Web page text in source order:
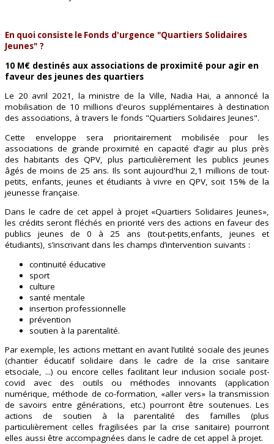
En quoi consiste le Fonds d'urgence "Quartiers Solidaires
Jeunes" ?
10 M€ destinés aux associations de proximité pour agir en
faveur des jeunes des quartiers
Le 20 avril 2021, la ministre de la Ville, Nadia Hai, a annoncé la
mobilisation de 10 millions d'euros supplémentaires à destination
des associations, à travers le fonds "Quartiers Solidaires Jeunes".
Cette enveloppe sera prioritairement mobilisée pour les
associations de grande proximité en capacité d’agir au plus près
des habitants des QPV, plus particulièrement les publics jeunes
âgés de moins de 25 ans. Ils sont aujourd'hui 2,1 millions de tout-
petits, enfants, jeunes et étudiants à vivre en QPV, soit 15% de la
jeunesse française.
Dans le cadre de cet appel à projet «Quartiers Solidaires Jeunes»,
les crédits seront fléchés en priorité vers des actions en faveur des
publics jeunes de 0 à 25 ans (tout-petits,enfants, jeunes et
étudiants), s’inscrivant dans les champs d’intervention suivants :
continuité éducative
sport
culture
santé mentale
insertion professionnelle
prévention
soutien à la parentalité.
Par exemple, les actions mettant en avantl’utilité sociale des jeunes
(chantier éducatif solidaire dans le cadre de la crise sanitaire
etsociale, ...) ou encore celles facilitant leur inclusion sociale post-
covid avec des outils ouméthodes innovants (application
numérique, méthode de co-formation, «aller vers» latransmission
de savoirs entre générations, etc.) pourront être soutenues. Les
actions de soutien à la parentalité desfamilles (plus
particulièrement celles fragilisées par la crise sanitaire) pourront
elles aussi être accompagnées dans le cadre de cet appel à projet.